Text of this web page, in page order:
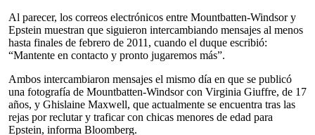
Al parecer, los correos electrónicos entre Mountbatten-Windsor y
Epstein muestran que siguieron intercambiando mensajes al menos
hasta finales de febrero de 2011, cuando el duque escribió:
“Mantente en contacto y pronto jugaremos más”.
Ambos intercambiaron mensajes el mismo día en que se publicó
una fotografía de Mountbatten-Windsor con Virginia Giuffre, de 17
años, y Ghislaine Maxwell, que actualmente se encuentra tras las
rejas por reclutar y traficar con chicas menores de edad para
Epstein, informa Bloomberg.